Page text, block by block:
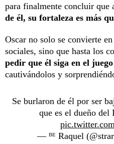
para finalmente concluir que
de él, su fortaleza es más
Oscar no solo se convierte
sociales, sino que hasta los
pedir que él siga en el juego
cautivándolos y
Se burlaron de él por ser
que es el dueño del
— ᴮᴱ Raquel